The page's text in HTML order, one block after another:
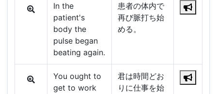
In the
patient's
body the
pulse began
beating again.
患者の体内で
再び脈打ち始
める。
You ought to
get to work
君は時間どお
りに仕事を始